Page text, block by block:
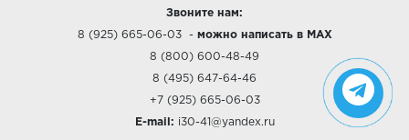
Звоните нам:
8 (925) 665-06-03- можно написать в MAX
8 (800) 600-48-49
8 (495) 647-64-46
+7 (925) 665-06-03
E-mail: i30-41@yandex.ru